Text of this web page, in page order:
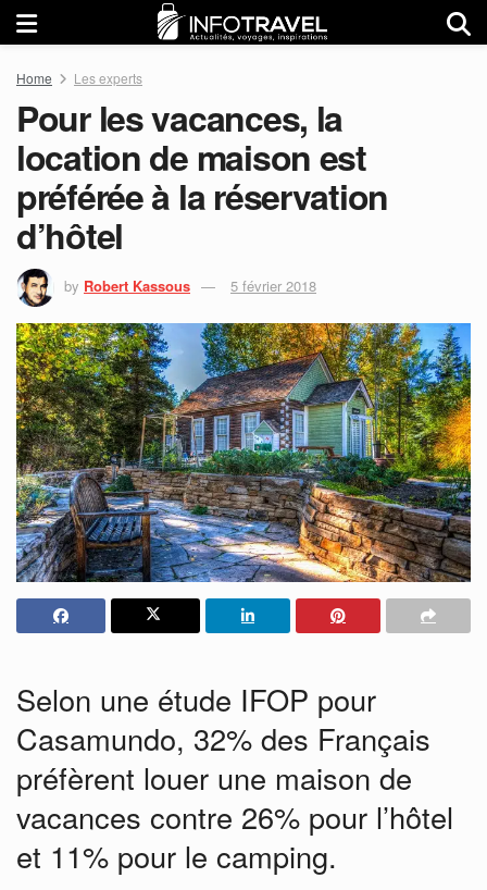
Home Les experts
Pour les vacances, la
location de maison est
préférée à la réservation
d’hôtel
by Robert Kassous 5 février 2018
Selon une étude IFOP pour
Casamundo, 32% des Français
préfèrent louer une maison de
vacances contre 26% pour l’hôtel
et 11% pour le camping.